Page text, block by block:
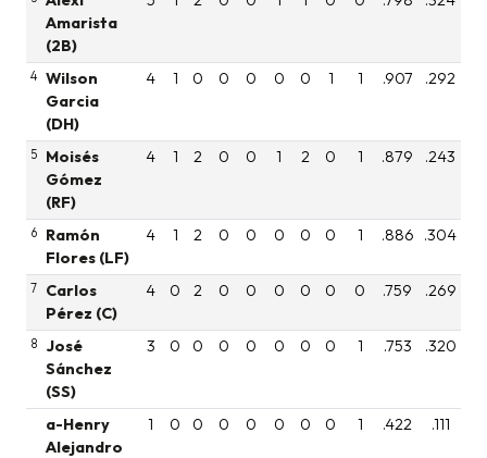
Amarista
(2B)
4 Wilson
Garcia
(DH)
4 1 0 0 0 0 0 1 1 .907 .292
5
Moisés
Gómez
(RF)
4 1 2 0 0 1 2 0 1 .879 .243
6
Ramón
Flores (LF)
4 1 2 0 0 0 0 0 1 .886 .304
7
Carlos
Pérez (C)
4 0 2 0 0 0 0 0 0 .759 .269
8
José
Sánchez
(SS)
3 0 0 0 0 0 0 0 1 .753 .320
a-Henry
Alejandro
1 0 0 0 0 0 0 0 1 .422 .111